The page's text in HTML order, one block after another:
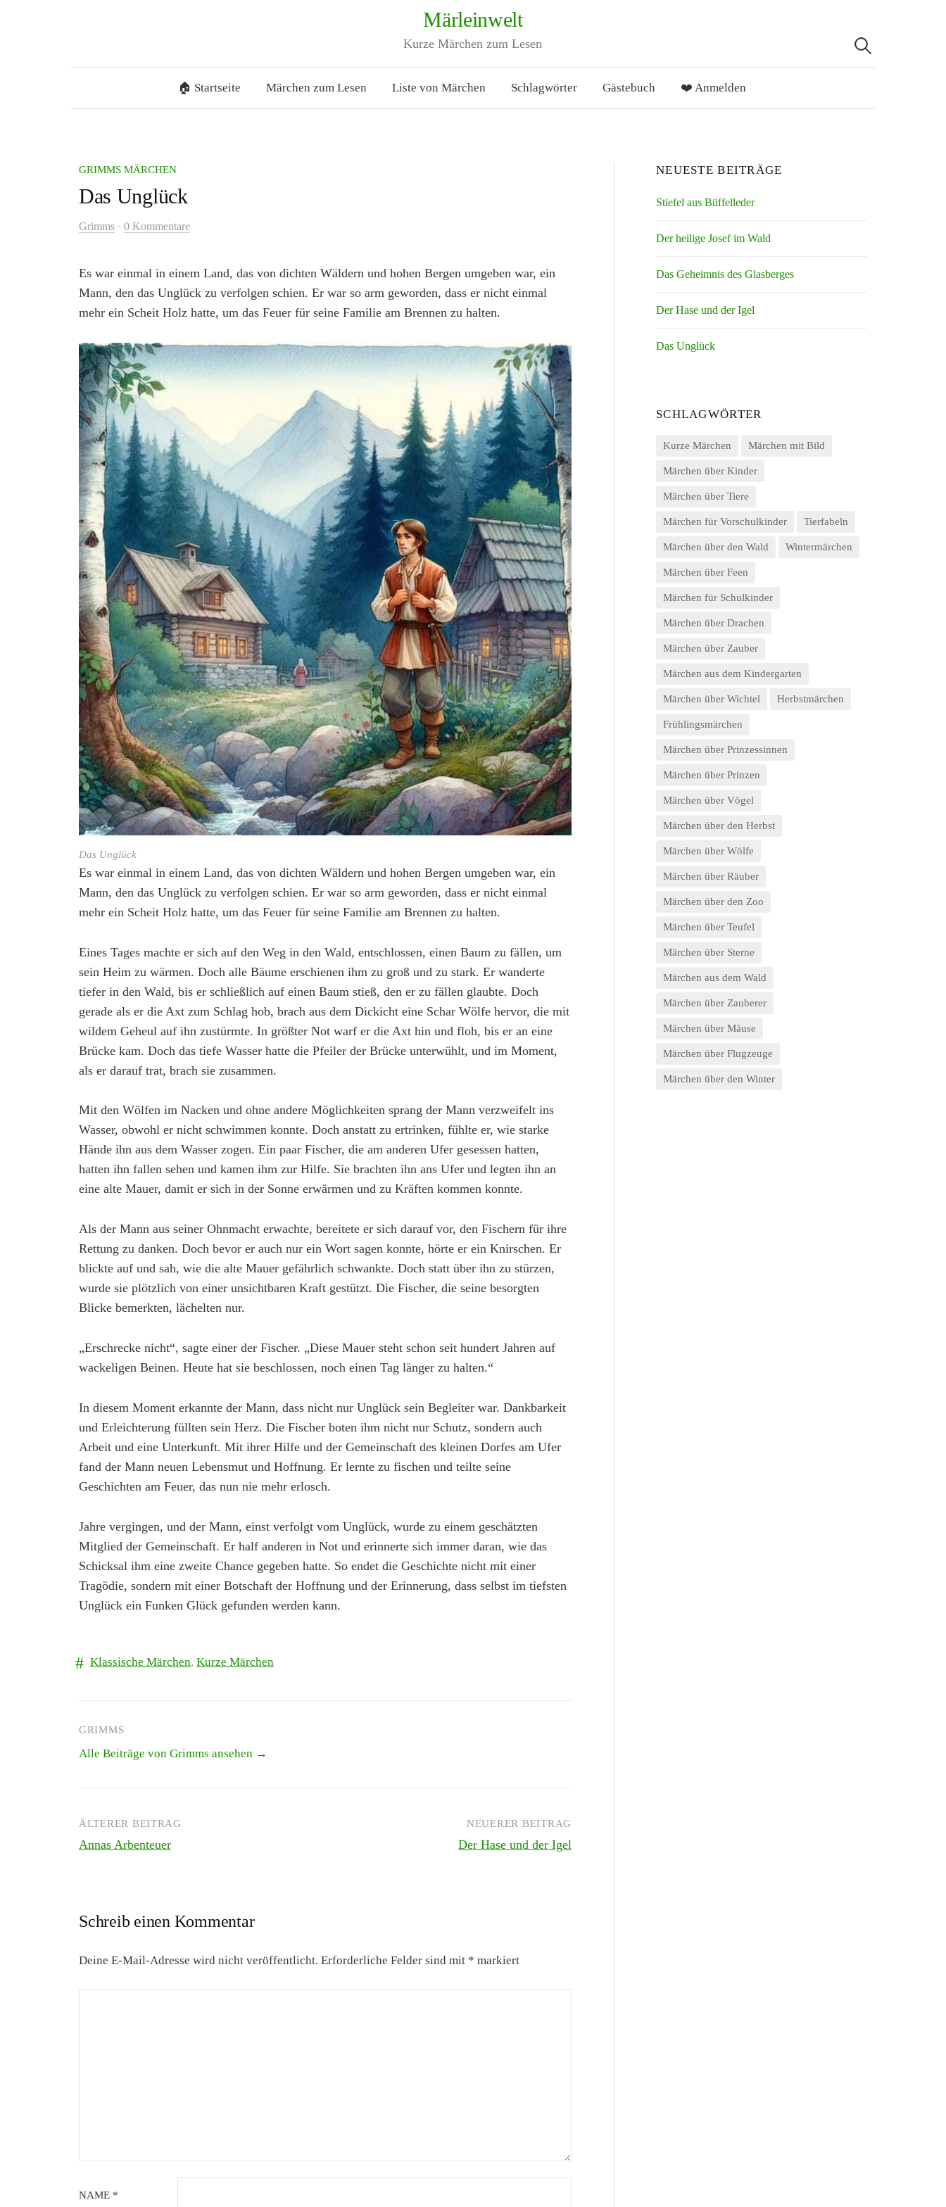
Märleinwelt
Kurze Märchen zum Lesen
🏠 Startseite Märchen zum Lesen Liste von Märchen Schlagwörter Gästebuch ❤️ Anmelden
Suchen
GRIMMS MÄRCHEN
Das Unglück
Grimms - 0 Kommentare
Es war einmal in einem Land, das von dichten Wäldern und hohen Bergen umgeben war, ein
Mann, den das Unglück zu verfolgen schien. Er war so arm geworden, dass er nicht einmal
mehr ein Scheit Holz hatte, um das Feuer für seine Familie am Brennen zu halten.
Das Unglück
Es war einmal in einem Land, das von dichten Wäldern und hohen Bergen umgeben war, ein
Mann, den das Unglück zu verfolgen schien. Er war so arm geworden, dass er nicht einmal
mehr ein Scheit Holz hatte, um das Feuer für seine Familie am Brennen zu halten.
Eines Tages machte er sich auf den Weg in den Wald, entschlossen, einen Baum zu fällen, um
sein Heim zu wärmen. Doch alle Bäume erschienen ihm zu groß und zu stark. Er wanderte
tiefer in den Wald, bis er schließlich auf einen Baum stieß, den er zu fällen glaubte. Doch
gerade als er die Axt zum Schlag hob, brach aus dem Dickicht eine Schar Wölfe hervor, die mit
wildem Geheul auf ihn zustürmte. In größter Not warf er die Axt hin und floh, bis er an eine
Brücke kam. Doch das tiefe Wasser hatte die Pfeiler der Brücke unterwühlt, und im Moment,
als er darauf trat, brach sie zusammen.
Mit den Wölfen im Nacken und ohne andere Möglichkeiten sprang der Mann verzweifelt ins
Wasser, obwohl er nicht schwimmen konnte. Doch anstatt zu ertrinken, fühlte er, wie starke
Hände ihn aus dem Wasser zogen. Ein paar Fischer, die am anderen Ufer gesessen hatten,
hatten ihn fallen sehen und kamen ihm zur Hilfe. Sie brachten ihn ans Ufer und legten ihn an
eine alte Mauer, damit er sich in der Sonne erwärmen und zu Kräften kommen konnte.
Als der Mann aus seiner Ohnmacht erwachte, bereitete er sich darauf vor, den Fischern für ihre
Rettung zu danken. Doch bevor er auch nur ein Wort sagen konnte, hörte er ein Knirschen. Er
blickte auf und sah, wie die alte Mauer gefährlich schwankte. Doch statt über ihn zu stürzen,
wurde sie plötzlich von einer unsichtbaren Kraft gestützt. Die Fischer, die seine besorgten
Blicke bemerkten, lächelten nur.
„Erschrecke nicht“, sagte einer der Fischer. „Diese Mauer steht schon seit hundert Jahren auf
wackeligen Beinen. Heute hat sie beschlossen, noch einen Tag länger zu halten.“
In diesem Moment erkannte der Mann, dass nicht nur Unglück sein Begleiter war. Dankbarkeit
und Erleichterung füllten sein Herz. Die Fischer boten ihm nicht nur Schutz, sondern auch
Arbeit und eine Unterkunft. Mit ihrer Hilfe und der Gemeinschaft des kleinen Dorfes am Ufer
fand der Mann neuen Lebensmut und Hoffnung. Er lernte zu fischen und teilte seine
Geschichten am Feuer, das nun nie mehr erlosch.
Jahre vergingen, und der Mann, einst verfolgt vom Unglück, wurde zu einem geschätzten
Mitglied der Gemeinschaft. Er half anderen in Not und erinnerte sich immer daran, wie das
Schicksal ihm eine zweite Chance gegeben hatte. So endet die Geschichte nicht mit einer
Tragödie, sondern mit einer Botschaft der Hoffnung und der Erinnerung, dass selbst im tiefsten
Unglück ein Funken Glück gefunden werden kann.
Klassische Märchen, Kurze Märchen
GRIMMS
Alle Beiträge von Grimms ansehen →
Beitrags-
Navigation
ÄLTERER BEITRAG
Annas Arbenteuer
NEUERER BEITRAG
Der Hase und der Igel
Schreib einen Kommentar
Deine E-Mail-Adresse wird nicht veröffentlicht. Erforderliche Felder sind mit * markiert
NAME *
NEUESTE BEITRÄGE
Stiefel aus Büffelleder
Der heilige Josef im Wald
Das Geheimnis des Glasberges
Der Hase und der Igel
Das Unglück
SCHLAGWÖRTER
Kurze Märchen Märchen mit Bild
Märchen über Kinder
Märchen über Tiere
Märchen für Vorschulkinder Tierfabeln
Märchen über den Wald Wintermärchen
Märchen über Feen
Märchen für Schulkinder
Märchen über Drachen
Märchen über Zauber
Märchen aus dem Kindergarten
Märchen über Wichtel Herbstmärchen
Frühlingsmärchen
Märchen über Prinzessinnen
Märchen über Prinzen
Märchen über Vögel
Märchen über den Herbst
Märchen über Wölfe
Märchen über Räuber
Märchen über den Zoo
Märchen über Teufel
Märchen über Sterne
Märchen aus dem Wald
Märchen über Zauberer
Märchen über Mäuse
Märchen über Flugzeuge
Märchen über den Winter